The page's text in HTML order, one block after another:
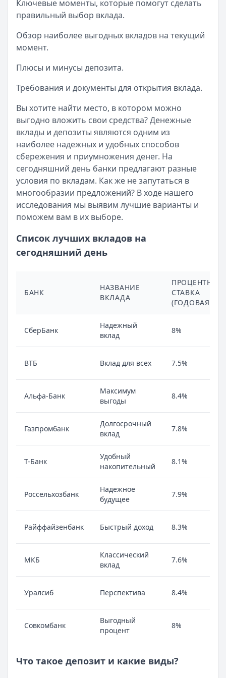
Читать статью
Как закрыть вклад?
Кратко:Закрытие вклада требует внимания к
Опубликовано:
Читать статью
Кратко:Ищете выгодный кредит? Сегодня можно
Опубликовано:17 ноября 2025 г.
Категория:Вклады
Читать статью
Все статьи
Ключевые моменты, которые помогут сделать
правильный выбор вклада.
Обзор наиболее выгодных вкладов на текущий
момент.
Плюсы и минусы депозита.
Требования и документы для открытия вклада.
Вы хотите найти место, в котором можно
выгодно вложить свои средства? Денежные
вклады и депозиты являются одним из
наиболее надежных и удобных способов
сбережения и приумножения денег. На
сегодняшний день банки предлагают разные
условия по вкладам. Как же не запутаться в
многообразии предложений? В ходе нашего
исследования мы выявим лучшие варианты и
поможем вам в их выборе.
Список лучших вкладов на
сегодняшний день
БАНК
НАЗВАНИЕ
ВКЛАДА
ПРОЦЕНТНАЯ
СТАВКА
(ГОДОВАЯ)
СберБанк
Надежный
вклад
8%
ВТБ Вклад для всех 7.5%
Альфа-Банк
Максимум
выгоды
8.4%
Газпромбанк
Долгосрочный
вклад
7.8%
Т-Банк
Удобный
накопительный
8.1%
Россельхозбанк
Надежное
будущее
7.9%
Райффайзенбанк Быстрый доход 8.3%
МКБ
Классический
вклад
7.6%
Уралсиб Перспектива 8.4%
Совкомбанк
Выгодный
процент
8%
Что такое депозит и какие виды?